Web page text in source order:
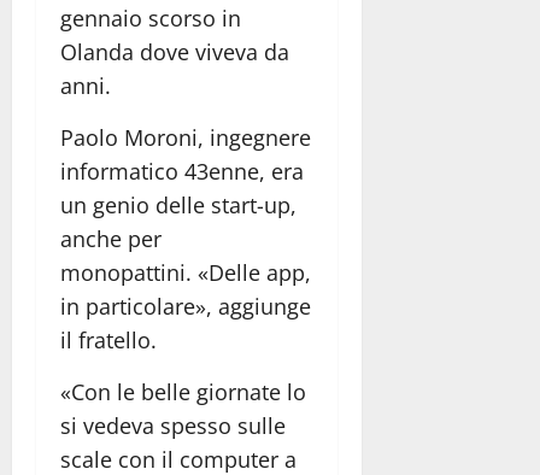
gennaio scorso in
Olanda dove viveva da
anni.
Paolo Moroni, ingegnere
informatico 43enne, era
un genio delle start-up,
anche per
monopattini. «Delle app,
in particolare», aggiunge
il fratello.
«Con le belle giornate lo
si vedeva spesso sulle
scale con il computer a